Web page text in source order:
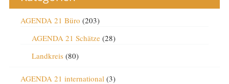
AGENDA 21 Büro (203)
AGENDA 21 Schätze(28)
Landkreis(80)
AGENDA 21 international (3)